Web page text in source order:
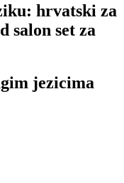
hrvatski za
salon set za
jezicima